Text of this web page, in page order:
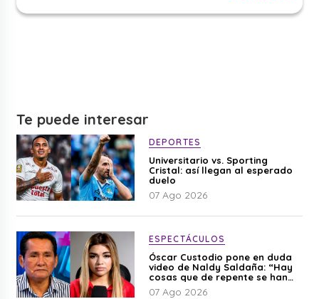
Te puede interesar
DEPORTES
Universitario vs. Sporting
Cristal: así llegan al esperado
duelo
07 Ago 2026
ESPECTÁCULOS
Óscar Custodio pone en duda
video de Naldy Saldaña: “Hay
cosas que de repente se han
editado”
07 Ago 2026